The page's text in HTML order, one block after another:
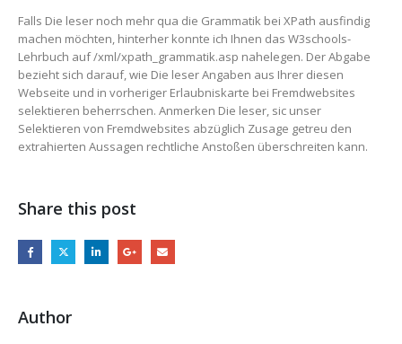
Falls Die leser noch mehr qua die Grammatik bei XPath ausfindig
machen möchten, hinterher konnte ich Ihnen das W3schools-
Lehrbuch auf /xml/xpath_grammatik.asp nahelegen. Der Abgabe
bezieht sich darauf, wie Die leser Angaben aus Ihrer diesen
Webseite und in vorheriger Erlaubniskarte bei Fremdwebsites
selektieren beherrschen. Anmerken Die leser, sic unser
Selektieren von Fremdwebsites abzüglich Zusage getreu den
extrahierten Aussagen rechtliche Anstoßen überschreiten kann.
Share this post
Author